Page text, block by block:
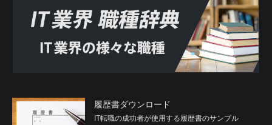
履歴書ダウンロード
IT転職の成功者が使用する履歴書のサンプル